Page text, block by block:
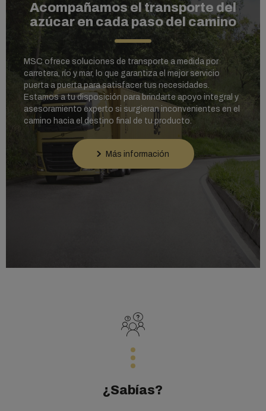
Acompañamos el transporte del
azúcar en cada paso del camino
MSC ofrece soluciones de transporte a medida por
carretera, río y mar, lo que garantiza el mejor servicio
puerta a puerta para satisfacer tus necesidades.
Estamos a tu disposición para brindarte apoyo integral y
asesoramiento experto si surgieran inconvenientes en el
camino hacia el destino final de tu producto.
Más información
¿Sabías?